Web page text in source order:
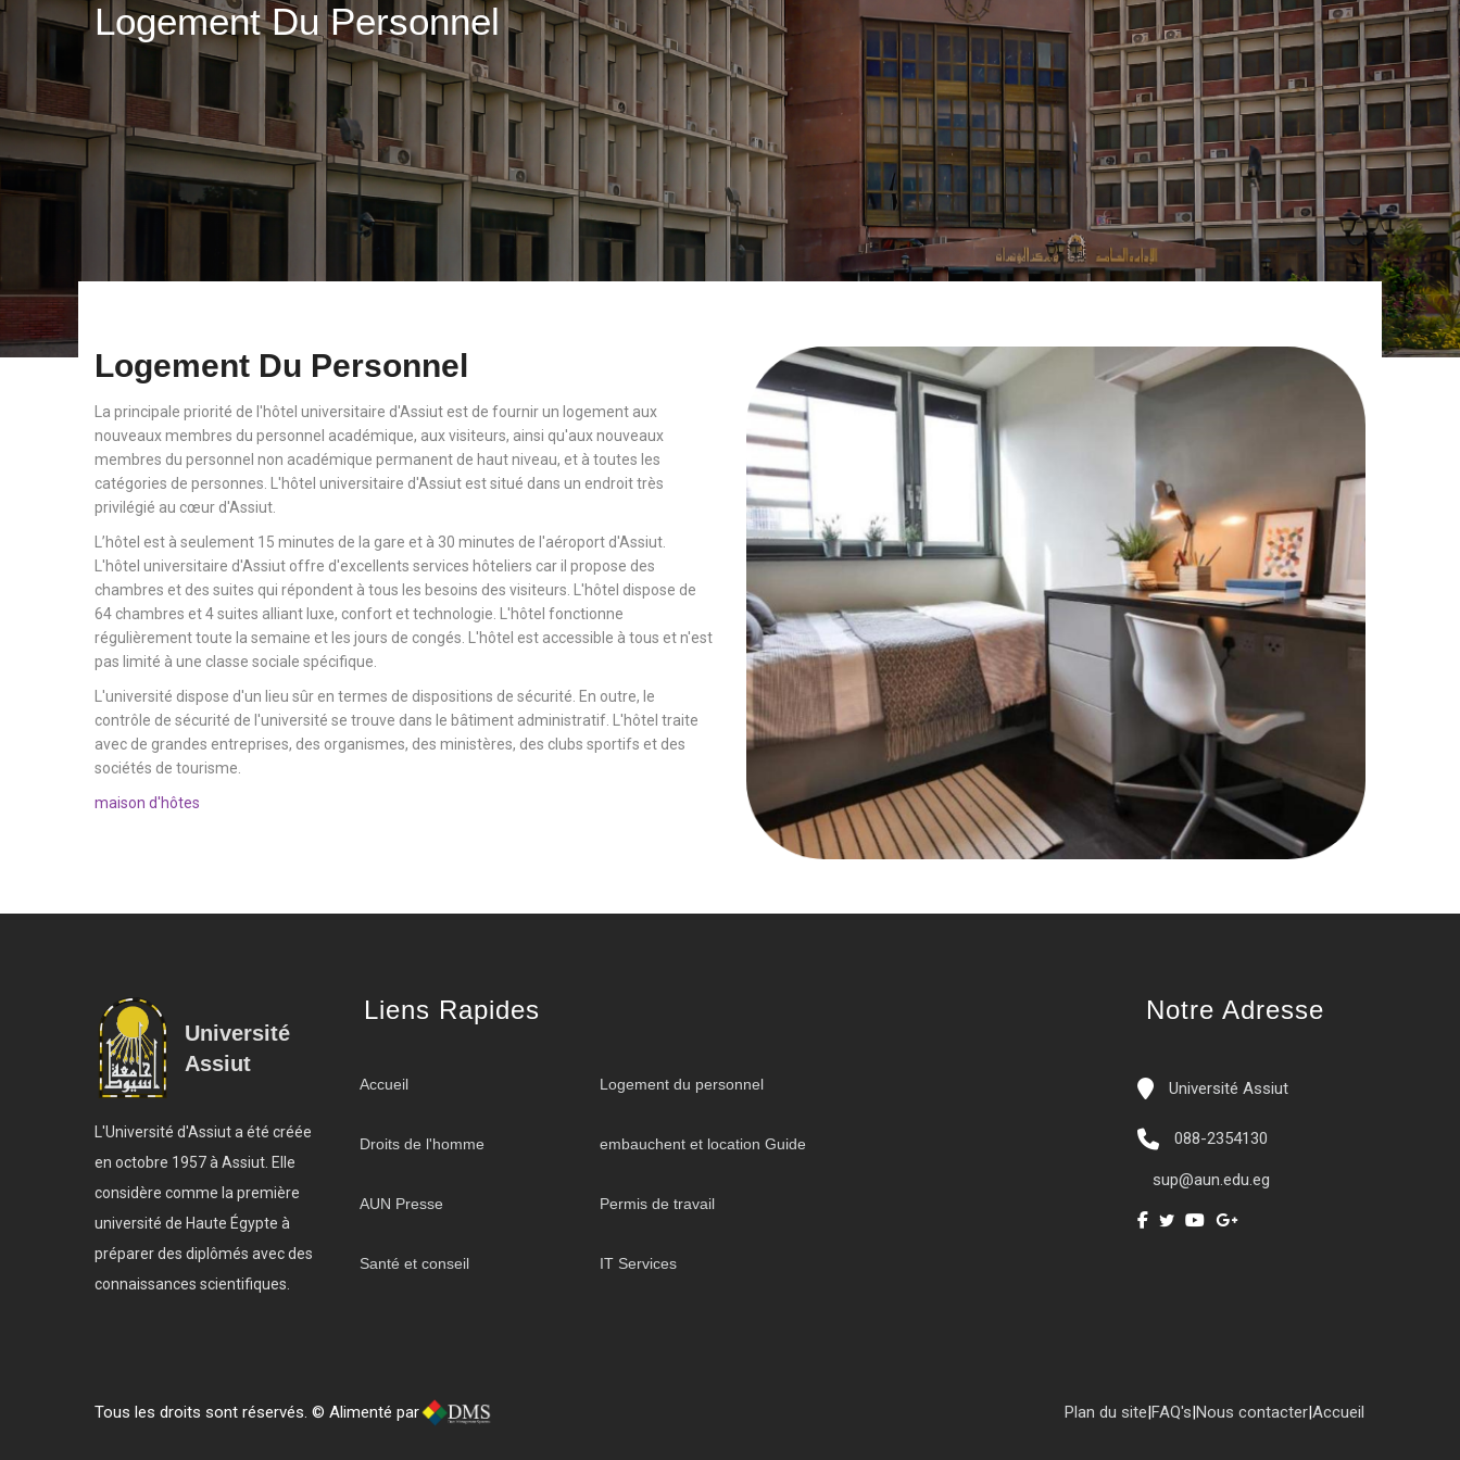
Logement Du Personnel
Logement Du Personnel
La principale priorité de l'hôtel universitaire d'Assiut est de fournir un logement aux
nouveaux membres du personnel académique, aux visiteurs, ainsi qu'aux nouveaux
membres du personnel non académique permanent de haut niveau, et à toutes les
catégories de personnes. L'hôtel universitaire d'Assiut est situé dans un endroit très
privilégié au cœur d'Assiut.
L’hôtel est à seulement 15 minutes de la gare et à 30 minutes de l'aéroport d'Assiut.
L'hôtel universitaire d'Assiut offre d'excellents services hôteliers car il propose des
chambres et des suites qui répondent à tous les besoins des visiteurs. L'hôtel dispose de
64 chambres et 4 suites alliant luxe, confort et technologie. L'hôtel fonctionne
régulièrement toute la semaine et les jours de congés. L'hôtel est accessible à tous et n'est
pas limité à une classe sociale spécifique.
L'université dispose d'un lieu sûr en termes de dispositions de sécurité. En outre, le
contrôle de sécurité de l'université se trouve dans le bâtiment administratif. L'hôtel traite
avec de grandes entreprises, des organismes, des ministères, des clubs sportifs et des
sociétés de tourisme.
maison d'hôtes
Université
Assiut
L'Université d'Assiut a été créée
en octobre 1957 à Assiut. Elle
considère comme la première
université de Haute Égypte à
préparer des diplômés avec des
connaissances scientifiques.
Liens Rapides
Accueil Logement du personnel
Droits de l'homme embauchent et location Guide
AUN Presse Permis de travail
Santé et conseil IT Services
Notre Adresse
Université Assiut
088-2354130
sup@aun.edu.eg
Tous les droits sont réservés. © Alimenté par Accueil
|
Nous contacter
|
FAQ's
|
Plan du site